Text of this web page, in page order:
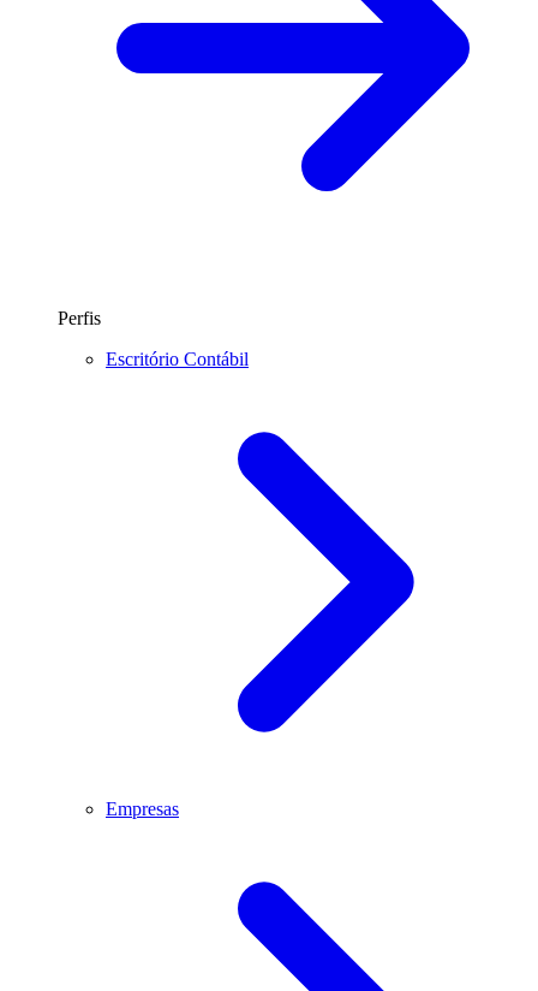
Perfis
Escritório Contábil
Empresas